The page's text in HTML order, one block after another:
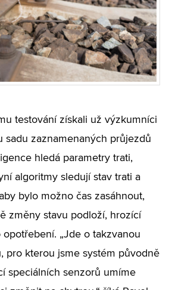
testování získali už výzkumníci
sadu zaznamenaných průjezdů
hledá parametry trati,
algoritmy sledují stav trati a
bylo možno čas zasáhnout,
změny stavu podloží, hrozící
„Jde o takzvanou
pro kterou jsme systém původně
speciálních senzorů umíme